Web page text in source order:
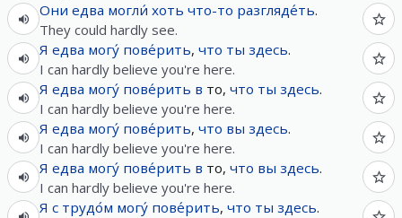
Они едва могли́ хоть что-то разгляде́ть.
They could hardly see.
Я едва могу́ пове́рить, что ты здесь.
I can hardly believe you're here.
Я едва могу́ пове́рить в то, что ты здесь.
I can hardly believe you're here.
Я едва могу́ пове́рить, что вы здесь.
I can hardly believe you're here.
Я едва могу́ пове́рить в то, что вы здесь.
I can hardly believe you're here.
Я с трудо́м могу́ пове́рить, что ты здесь.